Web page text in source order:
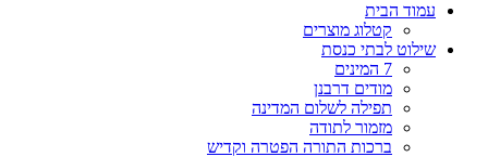
עמוד הבית
קטלוג מוצרים
שילוט לבתי כנסת
7 המינים
מודים דרבנן
תפילה לשלום המדינה
מזמור לתודה
ברכות התורה הפטרה וקדיש